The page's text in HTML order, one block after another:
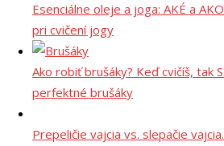
Esenciálne oleje a joga: AKÉ a
pri cvičení jogy
Ako robiť brušáky? Keď cvičíš, tak
perfektné brušáky
Prepeličie vajcia vs. slepačie